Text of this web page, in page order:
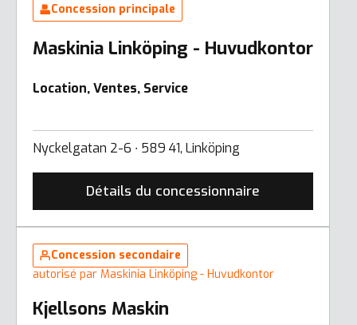
Concession principale
Maskinia Linköping - Huvudkontor
Location, Ventes, Service
Nyckelgatan 2-6 ∙ 589 41, Linköping
Détails du concessionnaire
Concession secondaire
autorisé par Maskinia Linköping - Huvudkontor
Kjellsons Maskin